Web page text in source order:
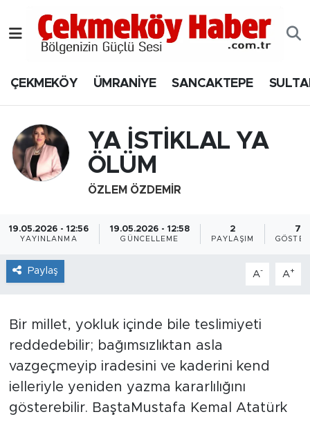
ÇEKMEKÖY ÜMRANİYE SANCAKTEPE
YA İSTİKLAL YA
ÖLÜM
ÖZLEM ÖZDEMIR
19.05.2026 - 12:56
YAYINLANMA
19.05.2026 - 12:58
GÜNCELLEME
2
PAYLAŞIM
7
Paylaş A- A+
Bir millet, yokluk içinde bile teslimiyeti
reddedebilir; bağımsızlıktan asla
vazgeçmeyip iradesini ve kaderini kend
ielleriyle yeniden yazma kararlılığını
gösterebilir. BaştaMustafa Kemal Atatürk
Nöbetçi Eczaneler
Hava Durumu
Namaz Vakitleri
Trafik Durumu
Süper Lig Puan Durumu ve Fikstür
Tüm Manşetler
Son Dakika Haberleri